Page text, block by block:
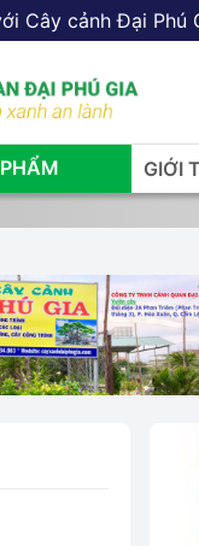
Cây cảnh Đại Phú
GIỚI